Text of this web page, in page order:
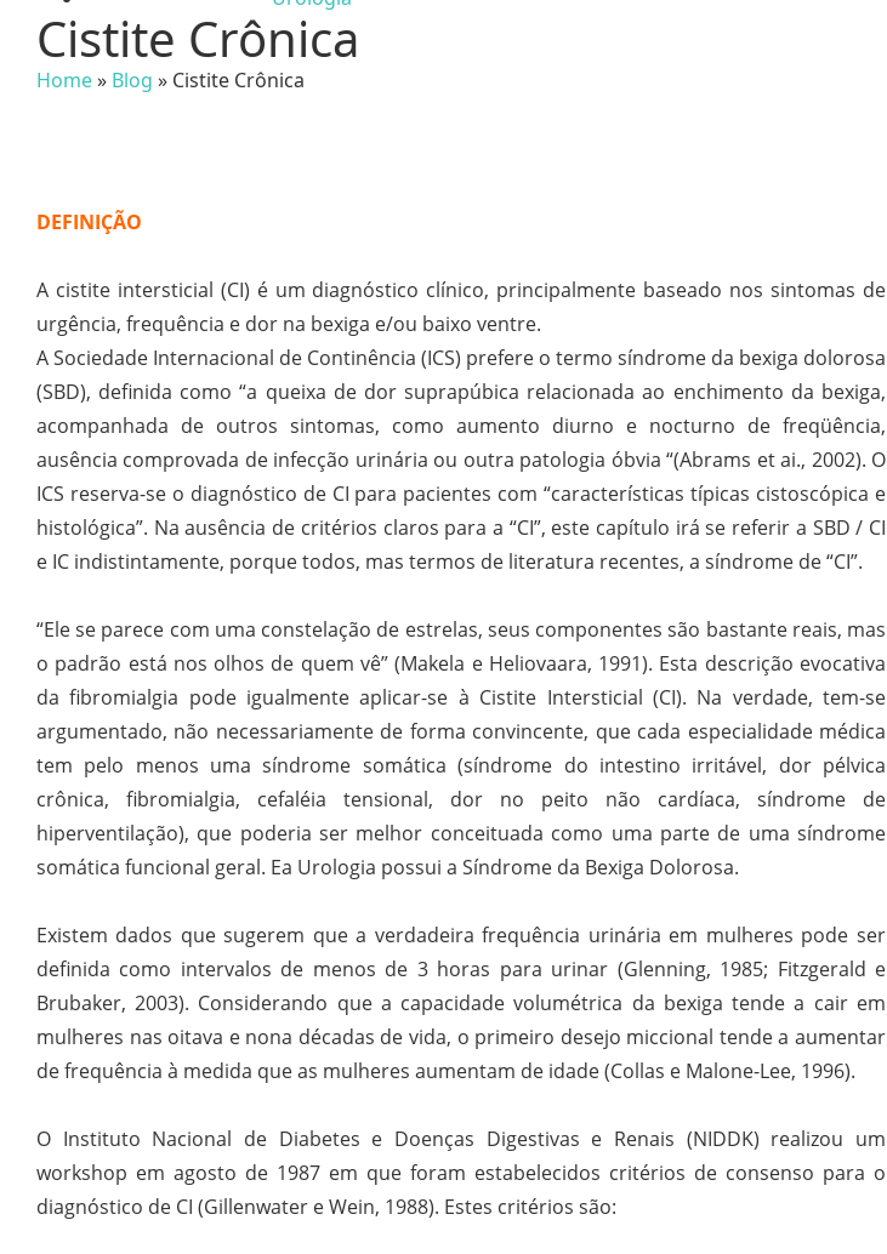
Cistite Crônica
Home» Blog » Cistite Crônica
DEFINIÇÃO
A cistite intersticial (CI) é um diagnóstico clínico, principalmente baseado nos sintomas de
urgência, frequência e dor na bexiga e/ou baixo ventre.
A Sociedade Internacional de Continência (ICS) prefere o termo síndrome da bexiga dolorosa
(SBD), definida como “a queixa de dor suprapúbica relacionada ao enchimento da bexiga,
acompanhada de outros sintomas, como aumento diurno e nocturno de freqüência,
ausência comprovada de infecção urinária ou outra patologia óbvia “(Abrams et ai., 2002). O
ICS reserva-se o diagnóstico de CI para pacientes com “características típicas cistoscópica e
histológica”. Na ausência de critérios claros para a “CI”, este capítulo irá se referir a SBD / CI
e IC indistintamente, porque todos, mas termos de literatura recentes, a síndrome de “CI”.
“Ele se parece com uma constelação de estrelas, seus componentes são bastante reais, mas
o padrão está nos olhos de quem vê” (Makela e Heliovaara, 1991). Esta descrição evocativa
da fibromialgia pode igualmente aplicar-se à Cistite Intersticial (CI). Na verdade, tem-se
argumentado, não necessariamente de forma convincente, que cada especialidade médica
tem pelo menos uma síndrome somática (síndrome do intestino irritável, dor pélvica
crônica, fibromialgia, cefaléia tensional, dor no peito não cardíaca, síndrome de
hiperventilação), que poderia ser melhor conceituada como uma parte de uma síndrome
somática funcional geral. Ea Urologia possui a Síndrome da Bexiga Dolorosa.
Existem dados que sugerem que a verdadeira frequência urinária em mulheres pode ser
definida como intervalos de menos de 3 horas para urinar (Glenning, 1985; Fitzgerald e
Brubaker, 2003). Considerando que a capacidade volumétrica da bexiga tende a cair em
mulheres nas oitava e nona décadas de vida, o primeiro desejo miccional tende a aumentar
de frequência à medida que as mulheres aumentam de idade (Collas e Malone-Lee, 1996).
O Instituto Nacional de Diabetes e Doenças Digestivas e Renais (NIDDK) realizou um
workshop em agosto de 1987 em que foram estabelecidos critérios de consenso para o
diagnóstico de CI (Gillenwater e Wein, 1988). Estes critérios são: